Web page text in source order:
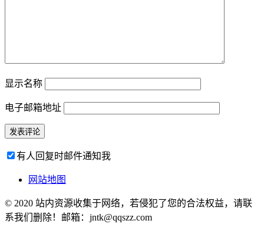
显示名称
电子邮箱地址
有人回复时邮件通知我
网站地图
© 2020 站内资源收集于网络，若侵犯了您的合法权益，请联
系我们删除！邮箱：jntk@qqszz.com